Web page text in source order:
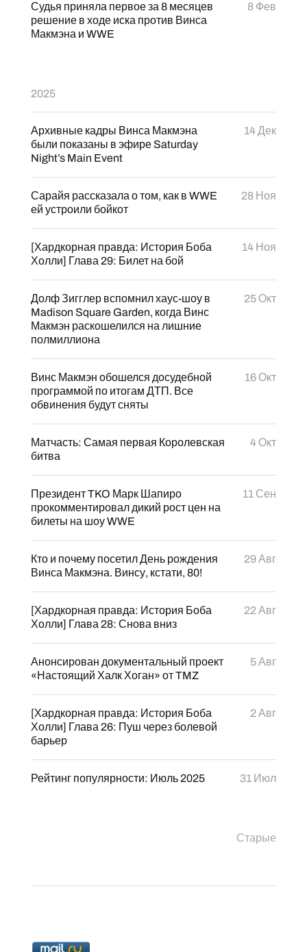
Судья приняла первое за 8 месяцев
решение в ходе иска против Винса
Макмэна и WWE
8 Фев
2025
Архивные кадры Винса Макмэна
были показаны в эфире Saturday
Night’s Main Event
14 Дек
Сарайя рассказала о том, как в WWE
ей устроили бойкот
28 Ноя
[Хардкорная правда: История Боба
Холли] Глава 29: Билет на бой
14 Ноя
Долф Зигглер вспомнил хаус-шоу в
Madison Square Garden, когда Винс
Макмэн раскошелился на лишние
полмиллиона
25 Окт
Винс Макмэн обошелся досудебной
программой по итогам ДТП. Все
обвинения будут сняты
16 Окт
Матчасть: Самая первая Королевская
битва
4 Окт
Президент TKO Марк Шапиро
прокомментировал дикий рост цен на
билеты на шоу WWE
11 Сен
Кто и почему посетил День рождения
Винса Макмэна. Винсу, кстати, 80!
29 Авг
[Хардкорная правда: История Боба
Холли] Глава 28: Снова вниз
22 Авг
Анонсирован документальный проект
«Настоящий Халк Хоган» от TMZ
5 Авг
[Хардкорная правда: История Боба
Холли] Глава 26: Пуш через болевой
барьер
2 Авг
Рейтинг популярности: Июль 2025 31 Июл
Старые